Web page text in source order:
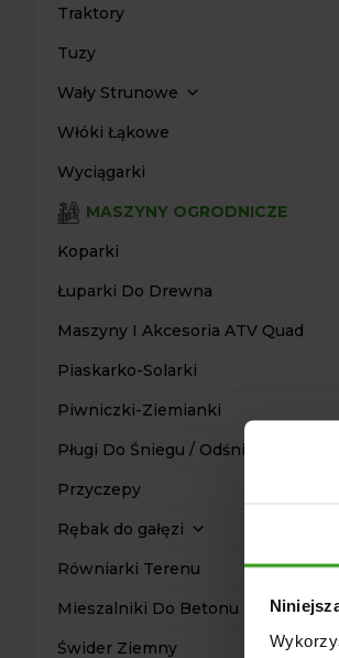
Traktory
Tuzy
Wały Strunowe
Włóki Łąkowe
Wyciągarki
MASZYNY OGRODNICZE
Koparki
Łuparki Do Drewna
Maszyny I Akcesoria ATV Quad
Piaskarko-Solarki
Piwniczki-Ziemianki
Pługi Do Śniegu / Odśnieżarki
Przyczepy
Rębak do gałęzi
Równiarki Terenu
Mieszalniki Do Betonu
Świder Ziemny